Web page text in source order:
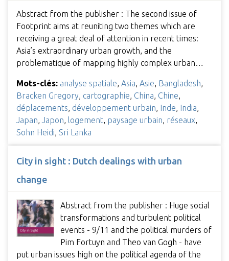
Abstract from the publisher : The second issue of
Footprint aims at reuniting two themes which are
receiving a great deal of attention in recent times:
Asia’s extraordinary urban growth, and the
problematique of mapping highly complex urban…
Mots-clés: analyse spatiale Asia Asie Bangladesh
Bracken Gregory cartographie China Chine
déplacements développement urbain Inde India
Japan
Japon logement paysage urbain réseaux
Sohn Heidi Sri Lanka
City in sight : Dutch dealings with urban
change
Abstract from the publisher : Huge social
transformations and turbulent political
events - 9/11 and the political murders of
Pim Fortuyn and Theo van Gogh - have
put urban issues high on the political agenda of the